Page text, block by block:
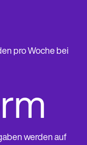
pro Woche bei
werden auf